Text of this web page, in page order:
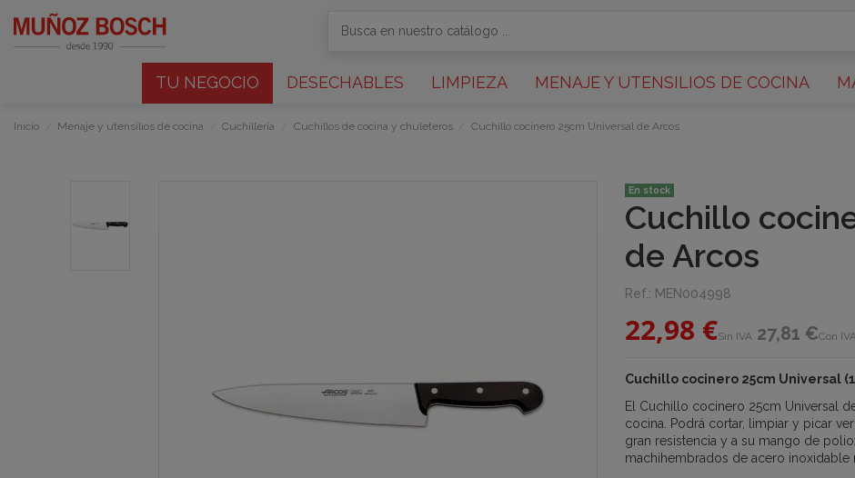
TU NEGOCIO DESECHABLES LIMPIEZA MENAJE Y UTENSILIOS DE COCINA
Inicio Menaje y utensilios de cocina Cuchillería Cuchillos de cocina y chuleteros Cuchillo cocinero 25cm Universal de Arcos
En stock
Cuchillo
de Arcos
Ref.: MEN004998
22,98 €Sin IVA 27,81 €Con IVA
Cuchillo cocinero 25cm Universal
El Cuchillo cocinero 25cm Universal
cocina. Podrá cortar, limpiar y picar
gran resistencia y a su mango de
machihembrados de acero inoxidable